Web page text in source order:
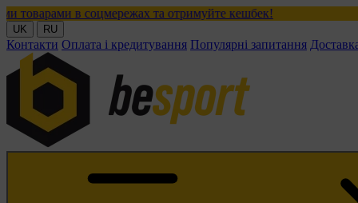
соцмережах та отримуйте кешбек!
UK RU
Контакти Оплата і кредитування Популярні запитання